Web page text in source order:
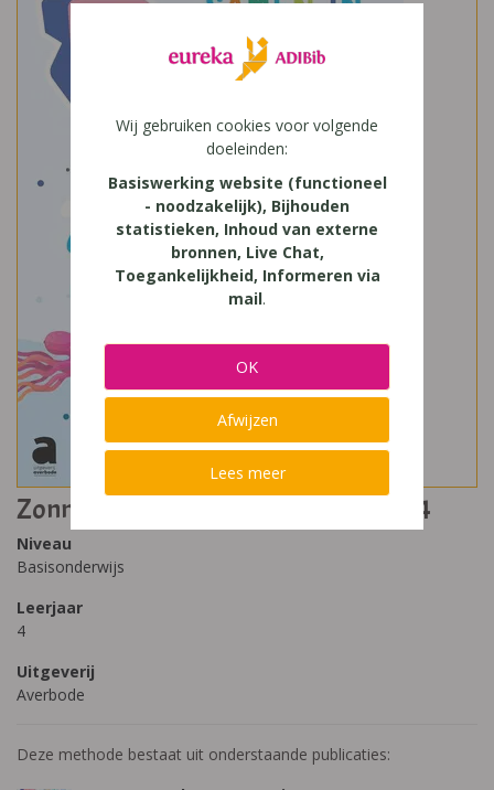
Zonnestraal 2023-2024 nummer 10 4
Niveau
Basisonderwijs
Leerjaar
4
Uitgeverij
Averbode
Deze methode bestaat uit onderstaande publicaties:
Wij gebruiken cookies voor volgende
doeleinden:
Basiswerking website (functioneel
- noodzakelijk), Bijhouden
statistieken, Inhoud van externe
bronnen, Live Chat,
Toegankelijkheid, Informeren via
mail.
OK
Afwijzen
Lees meer